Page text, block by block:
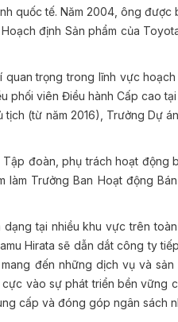
quốc tế. Năm 2004, ông
định Sản phẩm của
trọng trong lĩnh vực
phối viên Điều hành Cấp cao
(từ năm 2016), Trưởng Dự
đoàn, phụ trách hoạt động
làm Trưởng Ban Hoạt động
tại nhiều khu vực trên
Hirata sẽ dẫn dắt công ty
đến những dịch vụ và
vào sự phát triển bền vững
cấp và đóng góp ngân sách